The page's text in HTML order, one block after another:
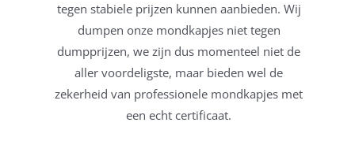
tegen stabiele prijzen kunnen aanbieden. Wij
dumpen onze mondkapjes niet tegen
dumpprijzen, we zijn dus momenteel niet de
aller voordeligste, maar bieden wel de
zekerheid van professionele mondkapjes met
een echt certificaat.